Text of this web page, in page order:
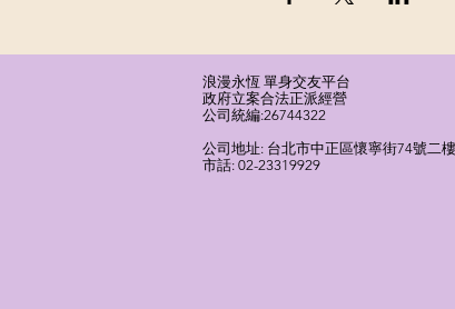
浪漫永恆 單身交友平台
​政府立案合法正派經營​
​公司統編:26744322
公司地址: 台北市中正區懷寧街74號二
市話: 02-23319929